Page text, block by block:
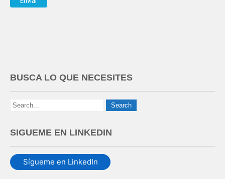
BUSCA LO QUE NECESITES
SIGUEME EN LINKEDIN
Sígueme en LinkedIn